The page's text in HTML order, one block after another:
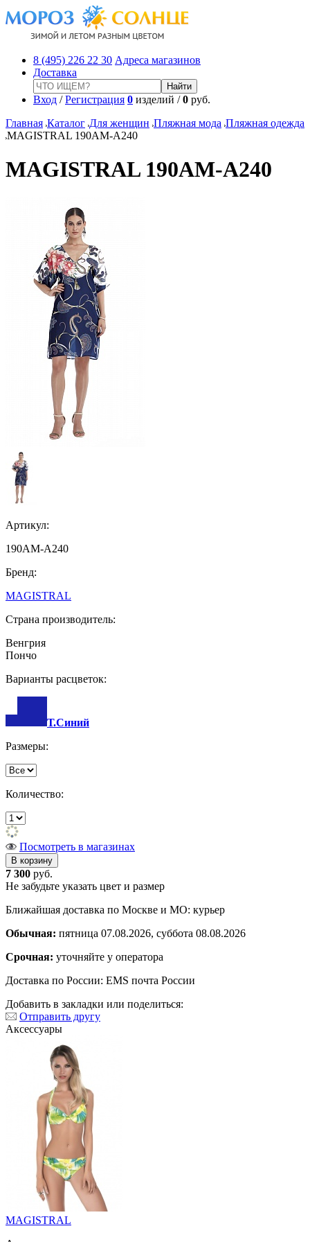
8 (495) 226 22 30 Адреса магазинов
Доставка
Вход /Регистрация 0 изделий /0 руб.
Главная Каталог Для женщин Пляжная мода Пляжная одежда
MAGISTRAL 190AM-A240
MAGISTRAL 190AM-A240
Артикул:
190AM-A240
Бренд:
MAGISTRAL
Страна производитель:
Венгрия
Пончо
Варианты расцветок:
Т.Синий
Размеры:
Количество:
Посмотреть в магазинах
7 300 руб.
Не забудьте указать цвет и размер
Ближайшая доставка по Москве и МО: курьер
Обычная: пятница 07.08.2026, суббота 08.08.2026
Срочная: уточняйте у оператора
Доставка по России: EMS почта России
Добавить в закладки или поделиться:
Отправить другу
Аксессуары
MAGISTRAL